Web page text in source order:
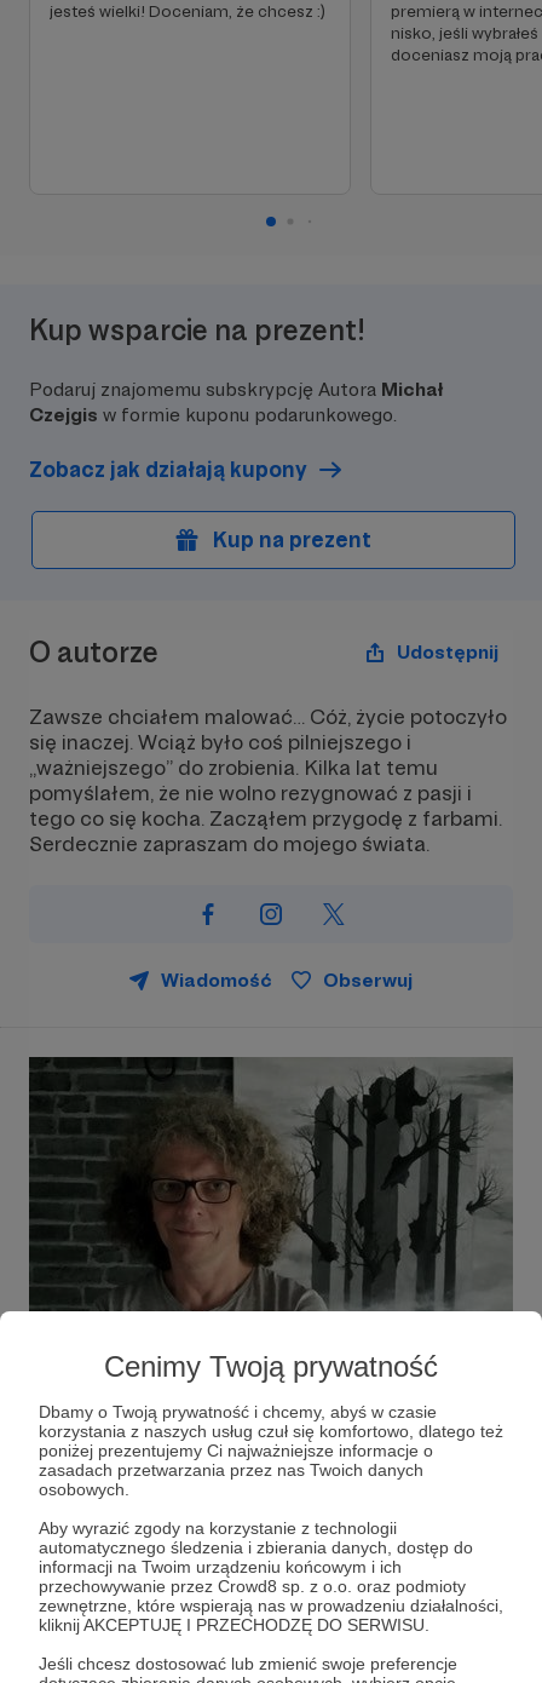
Cenimy Twoją prywatność
Dbamy o Twoją prywatność i chcemy, abyś w czasie
korzystania z naszych usług czuł się komfortowo, dlatego też
poniżej prezentujemy Ci najważniejsze informacje o
zasadach przetwarzania przez nas Twoich danych
osobowych.
Aby wyrazić zgody na korzystanie z technologii
automatycznego śledzenia i zbierania danych, dostęp do
informacji na Twoim urządzeniu końcowym i ich
przechowywanie przez Crowd8 sp. z o.o. oraz podmioty
zewnętrzne, które wspierają nas w prowadzeniu działalności,
kliknij AKCEPTUJĘ I PRZECHODZĘ DO SERWISU.
Jeśli chcesz dostosować lub zmienić swoje preferencje
jesteś wielki! Doceniam, że chcesz :)
premierą w
nisko, jeśli
doceniasz moją
Kup wsparcie na prezent!
Podaruj znajomemu subskrypcję Autora Michał
Czejgis w formie kuponu podarunkowego.
Zobacz jak działają kupony
Kup na prezent
O autorze Udostępnij
Zawsze chciałem malować… Cóż, życie potoczyło
się inaczej. Wciąż było coś pilniejszego i
„ważniejszego” do zrobienia. Kilka lat temu
pomyślałem, że nie wolno rezygnować z pasji i
tego co się kocha. Zacząłem przygodę z farbami.
Serdecznie zapraszam do mojego świata.
Wiadomość Obserwuj
Urodziłem się wPoznaniuw 1964 roku i
spędziłem tam 39 lat. W 2003 roku
przeprowadziłem się na Śląsk. Tam miałem
spędzić drugą połowę mojego życia. Stało się
Rozwiń opis